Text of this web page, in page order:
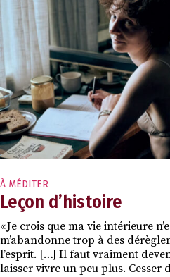
À MÉDITER
Leçon d’histoire
« Je crois que ma vie intérieure
m’abandonne trop à des
l’esprit. […] Il faut vraiment
laisser vivre un peu plus. Cesser